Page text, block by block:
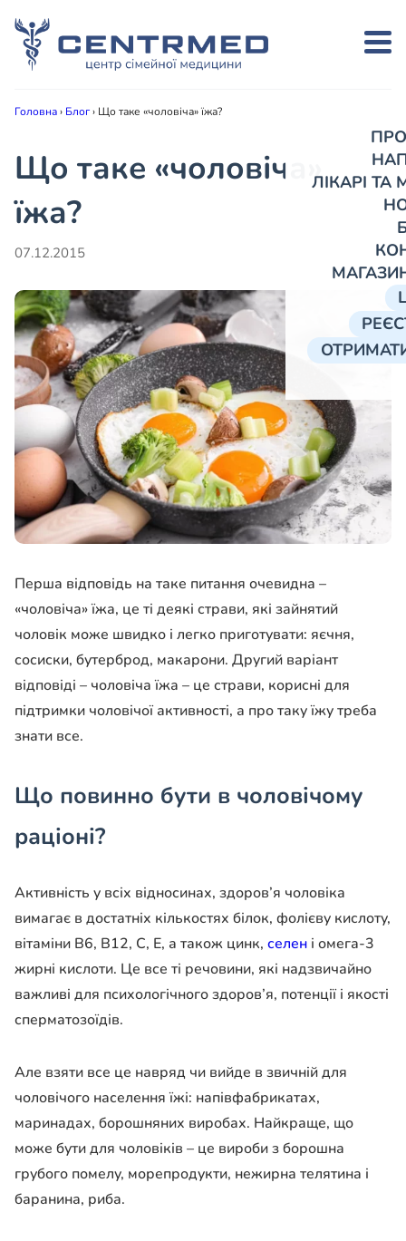
ЛІКАРІ
Головна› Блог› Що таке «чоловіча» їжа?
Що таке «чоловіча»
їжа?
07.12.2015
Перша відповідь на таке питання очевидна –
«чоловіча» їжа, це ті деякі страви, які зайнятий
чоловік може швидко і легко приготувати: яєчня,
сосиски, бутерброд, макарони. Другий варіант
відповіді – чоловіча їжа – це страви, корисні для
підтримки чоловічої активності, а про таку їжу треба
знати все.
Що повинно бути в чоловічому
раціоні?
Активність у всіх відносинах, здоров’я чоловіка
вимагає в достатніх кількостях білок, фолієву кислоту,
вітаміни В6, В12, С, Е, а також цинк, селен і омега-3
жирні кислоти. Це все ті речовини, які надзвичайно
важливі для психологічного здоров’я, потенції і якості
сперматозоїдів.
Але взяти все це навряд чи вийде в звичній для
чоловічого населення їжі: напівфабрикатах,
маринадах, борошняних виробах. Найкраще, що
може бути для чоловіків – це вироби з борошна
грубого помелу, морепродукти, нежирна телятина і
баранина, риба.